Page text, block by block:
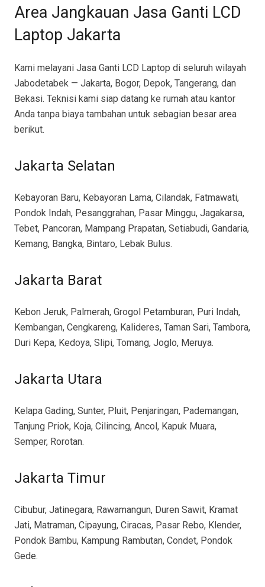
Area Jangkauan Jasa Ganti LCD
Laptop Jakarta
Kami melayani Jasa Ganti LCD Laptop di seluruh wilayah
Jabodetabek — Jakarta, Bogor, Depok, Tangerang, dan
Bekasi. Teknisi kami siap datang ke rumah atau kantor
Anda tanpa biaya tambahan untuk sebagian besar area
berikut.
Jakarta Selatan
Kebayoran Baru, Kebayoran Lama, Cilandak, Fatmawati,
Pondok Indah, Pesanggrahan, Pasar Minggu, Jagakarsa,
Tebet, Pancoran, Mampang Prapatan, Setiabudi, Gandaria,
Kemang, Bangka, Bintaro, Lebak Bulus.
Jakarta Barat
Kebon Jeruk, Palmerah, Grogol Petamburan, Puri Indah,
Kembangan, Cengkareng, Kalideres, Taman Sari, Tambora,
Duri Kepa, Kedoya, Slipi, Tomang, Joglo, Meruya.
Jakarta Utara
Kelapa Gading, Sunter, Pluit, Penjaringan, Pademangan,
Tanjung Priok, Koja, Cilincing, Ancol, Kapuk Muara,
Semper, Rorotan.
Jakarta Timur
Cibubur, Jatinegara, Rawamangun, Duren Sawit, Kramat
Jati, Matraman, Cipayung, Ciracas, Pasar Rebo, Klender,
Pondok Bambu, Kampung Rambutan, Condet, Pondok
Gede.